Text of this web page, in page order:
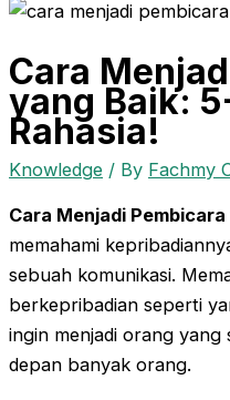
Cara
yang Baik:
Rahasia!
Knowledge / By Fachmy
Cara Menjadi
memahami
sebuah komunikasi.
berkepribadian seperti
ingin menjadi orang
depan banyak orang.